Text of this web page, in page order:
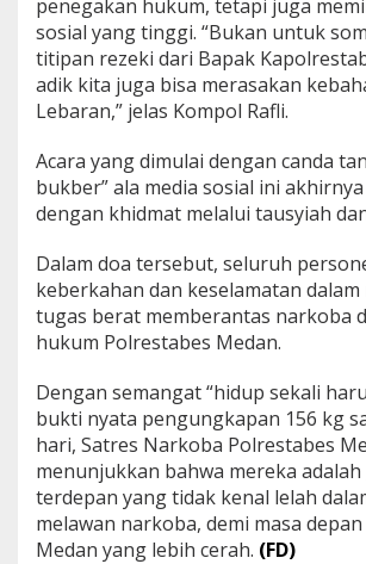
penegakan hukum, tetapi juga
sosial yang tinggi. “Bukan untuk
titipan rezeki dari Bapak
adik kita juga bisa merasakan
Lebaran,” jelas Kompol Rafli.
Acara yang dimulai dengan canda
bukber” ala media sosial ini
dengan khidmat melalui tausyiah
Dalam doa tersebut, seluruh
keberkahan dan keselamatan
tugas berat memberantas narkoba
hukum Polrestabes Medan.
Dengan semangat “hidup sekali
bukti nyata pengungkapan 156 kg
hari, Satres Narkoba Polrestabes
menunjukkan bahwa mereka adalah
terdepan yang tidak kenal lelah
melawan narkoba, demi masa
Medan yang lebih cerah. (FD)